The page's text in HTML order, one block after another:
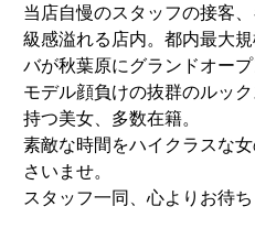
当店自慢のスタッフの接客
級感溢れる店内。都内最大
バが秋葉原にグランドオープ
モデル顔負けの抜群のルッ
持つ美女、多数在籍。
素敵な時間をハイクラスな
さいませ。
スタッフ一同、心よりお待ち